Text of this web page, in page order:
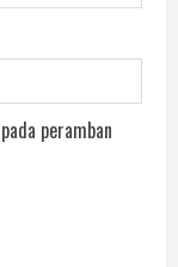
peramban